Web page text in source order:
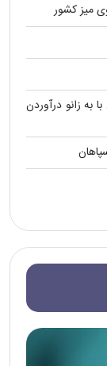
میز کشور
به زانو درآوردن